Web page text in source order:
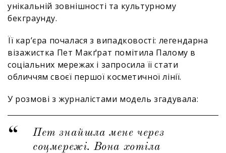
унікальній зовнішності та культурному
бекграунду.
Її кар’єра почалася з випадковості: легендарна
візажистка Пет Макґрат помітила Палому в
соціальних мережах і запросила її стати
обличчям своєї першої косметичної лінії.
У розмові з журналістами модель згадувала:
Пет знайшла мене через
соцмережі. Вона хотіла